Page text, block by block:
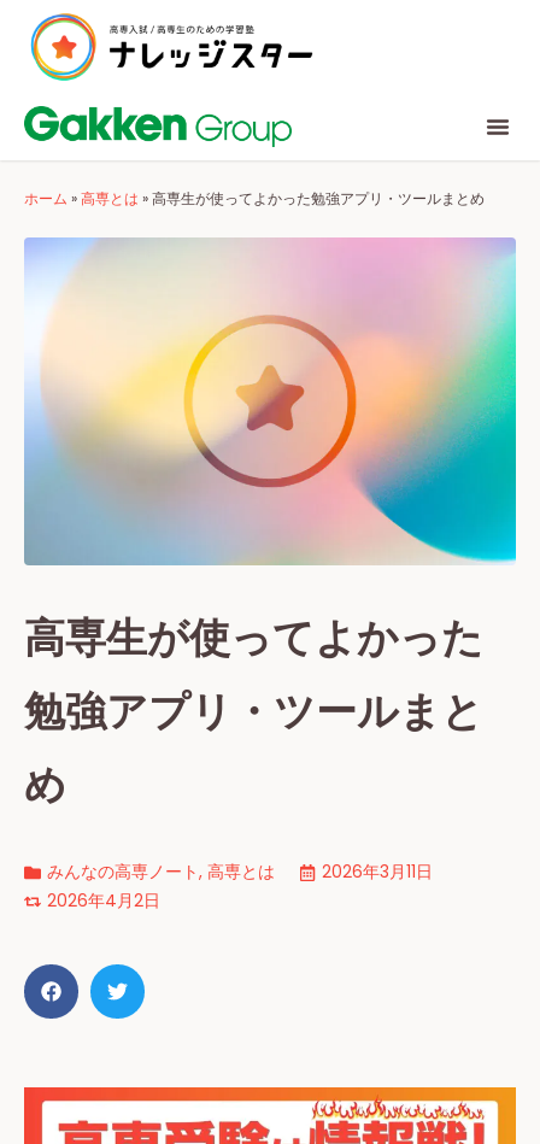
ホーム »高専とは »高専生が使ってよかった勉強アプリ・ツールまとめ
高専生が使ってよかった
勉強アプリ・ツールまと
め
みんなの高専ノート, 高専とは
2026年3月11日
2026年4月2日